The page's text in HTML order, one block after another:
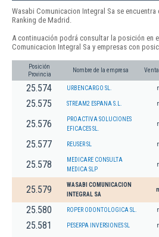
Wasabi Comunicacion Integral Sa se encuentra
Ranking de Madrid.
A continuación podrá consultar la posición en
Comunicacion Integral Sa y empresas con
Posición
Provincia
Nombre de la empresa
25.574 URBENCARGO SL.
25.575 STREAM2 ESPANA S.L.
25.576
PROACTIVA SOLUCIONES
EFICACES SL.
25.577 REUSER SL
25.578
MEDICARE CONSULTA
MEDICA SLP
25.579
WASABI COMUNICACION
INTEGRAL SA
25.580 ROPER ODONTOLOGICA SL.
25.581 PESERPA INVERSIONES SL